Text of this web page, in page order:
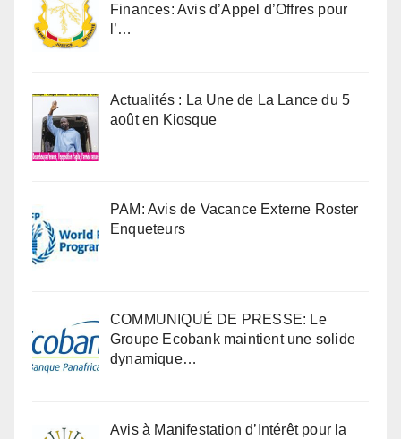
Finances: Avis d’Appel d’Offres pour
l’…
Actualités : La Une de La Lance du 5
août en Kiosque
PAM: Avis de Vacance Externe Roster
Enqueteurs
COMMUNIQUÉ DE PRESSE: Le
Groupe Ecobank maintient une solide
dynamique…
Avis à Manifestation d’Intérêt pour la